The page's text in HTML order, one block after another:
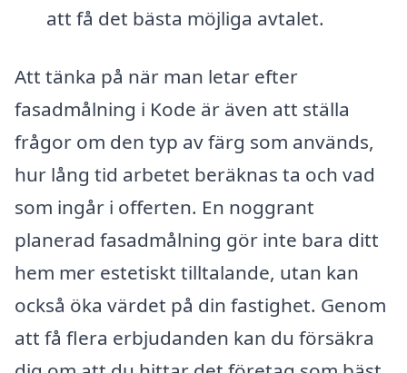
att få det bästa möjliga avtalet.
Att tänka på när man letar efter
fasadmålning i Kode är även att ställa
frågor om den typ av färg som används,
hur lång tid arbetet beräknas ta och vad
som ingår i offerten. En noggrant
planerad fasadmålning gör inte bara ditt
hem mer estetiskt tilltalande, utan kan
också öka värdet på din fastighet. Genom
att få flera erbjudanden kan du försäkra